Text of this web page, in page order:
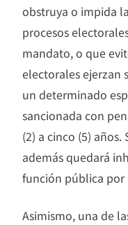
obstruya o impida
procesos
mandato, o que
electorales ejerzan
un determinado
sancionada con
(2) a cinco (5)
además quedará
función pública por
Asimismo, una de